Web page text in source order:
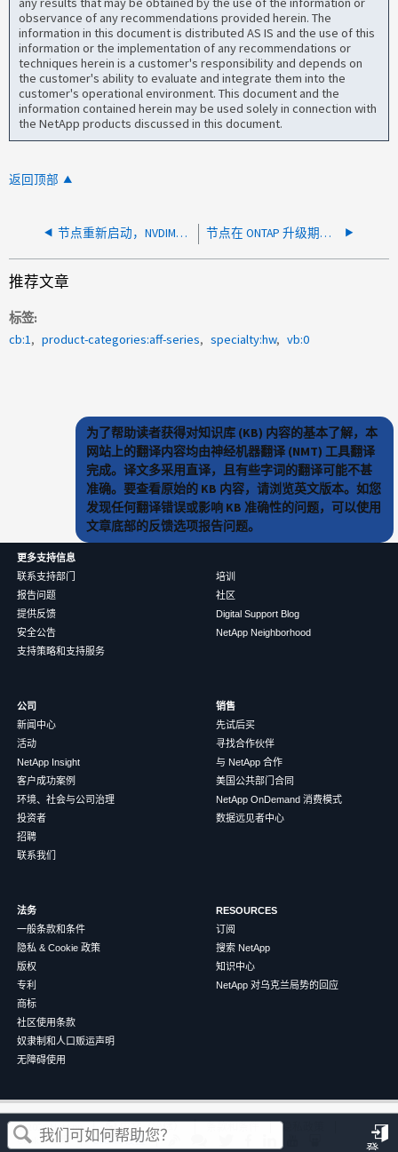
observance of any recommendations provided herein. The
information in this document is distributed AS IS and the use of this
information or the implementation of any recommendations or
techniques herein is a customer's responsibility and depends on
the customer's ability to evaluate and integrate them into the
customer's operational environment. This document and the
information contained herein may be used solely in connection with
the NetApp products discussed in this document.
返回顶部
节点重新启动，NVDIMM 处于错误状态 节点在 ONTAP 升级期间报告了"未知"状态
这篇文章对您有帮助吗？
推荐文章
标签
cb:1
product-categories:aff-series specialty:hw vb:0
为了帮助读者获得对知识库 (KB) 内容的基本了解，本
网站上的翻译内容均由神经机器翻译 (NMT) 工具翻译
完成。译文多采用直译，且有些字词的翻译可能不甚
准确。要查看原始的 KB 内容，请浏览英文版本。如您
发现任何翻译错误或影响 KB 准确性的问题，可以使用
文章底部的反馈选项报告问题。
更多支持信息
联系支持部门
报告问题
提供反馈
安全公告
支持策略和支持服务
培训
社区
Digital Support Blog
NetApp Neighborhood
公司
新闻中心
活动
NetApp Insight
客户成功案例
环境、社会与公司治理
投资者
招聘
联系我们
销售
先试后买
寻找合作伙伴
与 NetApp 合作
美国公共部门合同
NetApp OnDemand 消费模式
数据远见者中心
法务
一般条款和条件
隐私 & Cookie 政策
版权
专利
商标
社区使用条款
奴隶制和人口贩运声明
无障碍使用
RESOURCES
订阅
搜索 NetApp
知识中心
NetApp 对乌克兰局势的回应
©2026NetApp 中文（简体）
隐私政策
Cookie 政策
Cookie 设置